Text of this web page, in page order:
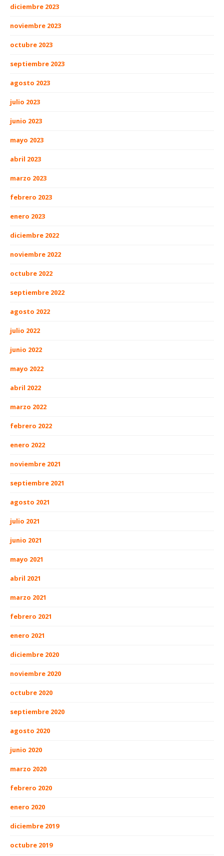
diciembre 2023
noviembre 2023
octubre 2023
septiembre 2023
agosto 2023
julio 2023
junio 2023
mayo 2023
abril 2023
marzo 2023
febrero 2023
enero 2023
diciembre 2022
noviembre 2022
octubre 2022
septiembre 2022
agosto 2022
julio 2022
junio 2022
mayo 2022
abril 2022
marzo 2022
febrero 2022
enero 2022
noviembre 2021
septiembre 2021
agosto 2021
julio 2021
junio 2021
mayo 2021
abril 2021
marzo 2021
febrero 2021
enero 2021
diciembre 2020
noviembre 2020
octubre 2020
septiembre 2020
agosto 2020
junio 2020
marzo 2020
febrero 2020
enero 2020
diciembre 2019
octubre 2019